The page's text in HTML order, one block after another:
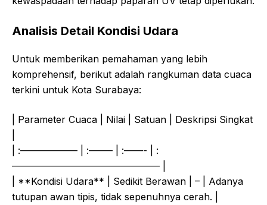
Analisis Detail Kondisi Udara
Untuk memberikan pemahaman yang lebih
komprehensif, berikut adalah rangkuman data cuaca
terkini untuk Kota Surabaya:
| Parameter Cuaca | Nilai | Satuan | Deskripsi Singkat
| :—————— | :——– | :——- | :
———————————————– |
| **Kondisi Udara** | Sedikit Berawan | – | Adanya
tutupan awan tipis, tidak sepenuhnya cerah. |